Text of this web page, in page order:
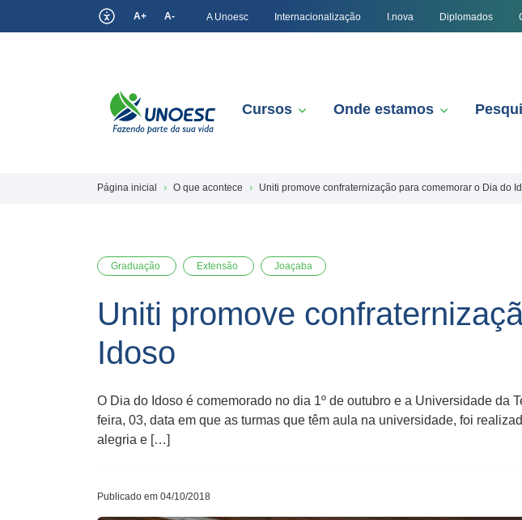
A+ A- A Unoesc Internacionalização I.nova Diplomados
Cursos Onde estamos
Página inicial O que acontece Uniti promove confraternização para comemorar o Dia do
Graduação Extensão Joaçaba
Uniti promove
Idoso
O Dia do Idoso é comemorado no dia 1º de outubro e a Universidade
feira, 03, data em que as turmas que têm aula na universidade, foi
alegria e […]
Publicado em 04/10/2018